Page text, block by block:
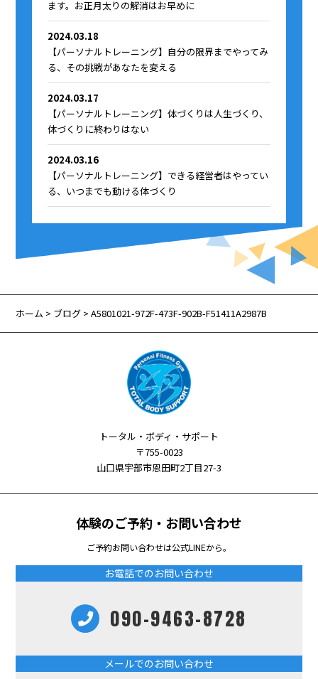
ます。お正月太りの解消はお早めに
2024.03.18
【パーソナルトレーニング】自分の限界までやってみ
る、その挑戦があなたを変える
2024.03.17
【パーソナルトレーニング】体づくりは人生づくり、
体づくりに終わりはない
2024.03.16
【パーソナルトレーニング】できる経営者はやってい
る、いつまでも動ける体づくり
ホーム > ブログ > A5801021-972F-473F-902B-F51411A2987B
トータル・ボディ・サポート
〒755-0023
山口県宇部市恩田町2丁目27-3
体験のご予約・お問い合わせ
ご予約お問い合わせは公式LINEから。
お電話でのお問い合わせ
090-9463-8728
メールでのお問い合わせ